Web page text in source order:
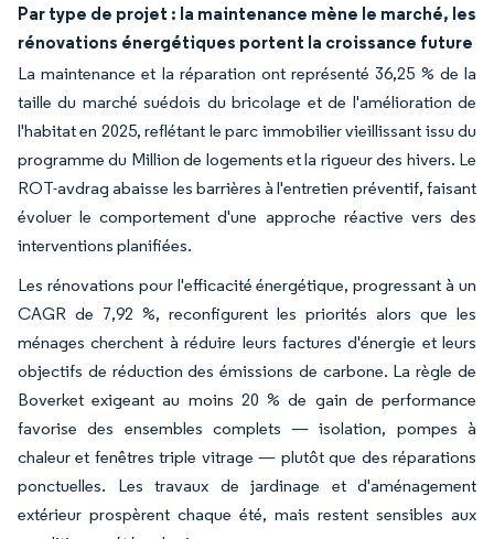
Par type de projet : la maintenance mène le marché, les
rénovations énergétiques portent la croissance future
La maintenance et la réparation ont représenté 36,25 % de la
taille du marché suédois du bricolage et de l'amélioration de
l'habitat en 2025, reflétant le parc immobilier vieillissant issu du
programme du Million de logements et la rigueur des hivers. Le
ROT-avdrag abaisse les barrières à l'entretien préventif, faisant
évoluer le comportement d'une approche réactive vers des
interventions planifiées.
Les rénovations pour l'efficacité énergétique, progressant à un
CAGR de 7,92 %, reconfigurent les priorités alors que les
ménages cherchent à réduire leurs factures d'énergie et leurs
objectifs de réduction des émissions de carbone. La règle de
Boverket exigeant au moins 20 % de gain de performance
favorise des ensembles complets — isolation, pompes à
chaleur et fenêtres triple vitrage — plutôt que des réparations
ponctuelles. Les travaux de jardinage et d'aménagement
extérieur prospèrent chaque été, mais restent sensibles aux